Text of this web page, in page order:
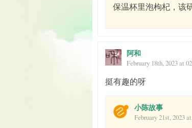
保温杯里泡枸杞，该
阿和
February 18th, 2023 at
挺有趣的呀
小陈故事
February 21st, 2023